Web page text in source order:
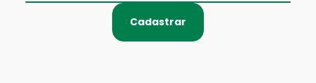
Cadastrar